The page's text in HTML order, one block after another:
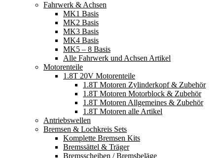
Fahrwerk & Achsen
MK1 Basis
MK2 Basis
MK3 Basis
MK4 Basis
MK5 – 8 Basis
Alle Fahrwerk und Achsen Artikel
Motorenteile
1.8T 20V Motorenteile
1.8T Motoren Zylinderkopf & Zubehör
1.8T Motoren Motorblock & Zubehör
1.8T Motoren Allgemeines & Zubehör
1.8T Motoren alle Artikel
Antriebswellen
Bremsen & Lochkreis Sets
Komplette Bremsen Kits
Bremssättel & Träger
Bremsscheiben / Bremsbeläge